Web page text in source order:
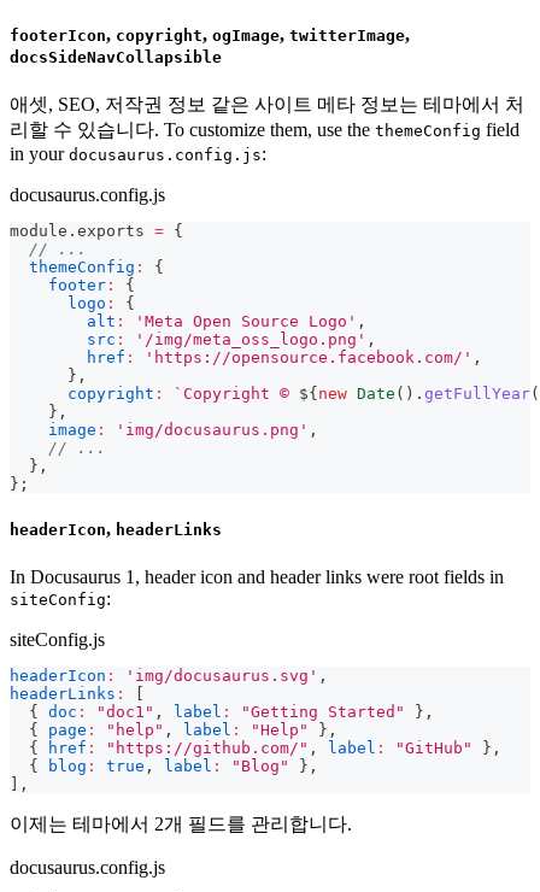
footerIcon, copyright, ogImage, twitterImage,
docsSideNavCollapsible
애셋, SEO, 저작권 정보 같은 사이트 메타 정보는 테마에서 처
리할 수 있습니다. To customize them, use the themeConfig field
in your docusaurus.config.js:
docusaurus.config.js
module . exports = {
// ...
themeConfig :
{
footer :
{
logo :
{
alt : 'Meta Open Source Logo' ,
src : '/img/meta_oss_logo.png' ,
href : 'https://opensource.facebook.com/' ,
} ,
copyright : ` Copyright © ${ new Date ( ) . getFullYear(
} ,
image : 'img/docusaurus.png' ,
// ...
} ,
} ;
headerIcon, headerLinks
In Docusaurus 1, header icon and header links were root fields in
siteConfig:
siteConfig.js
headerIcon : 'img/docusaurus.svg' ,
headerLinks :
[
{ doc : "doc1" , label : "Getting Started" } ,
{
page : "help" , label : "Help" } ,
{
href : "https://github.com/" , label : "GitHub" } ,
{
blog : true , label : "Blog" } ,
] ,
이제는 테마에서 2개 필드를 관리합니다.
docusaurus.config.js